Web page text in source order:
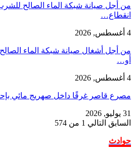
من أجل صيانة شبكة الماء الصالح
انقطاع…
4 أغسطس, 2026
من أجل أشغال صيانة شبكة الماء
أو…
4 أغسطس, 2026
مصرع قاصر غرقًا داخل صهريج مائي
31 يوليو, 2026
السابق التالي 1 من 574
حوادث